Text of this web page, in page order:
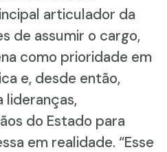
articulador da
de assumir o cargo,
como prioridade em
e, desde então,
lideranças,
do Estado para
em realidade. “Esse